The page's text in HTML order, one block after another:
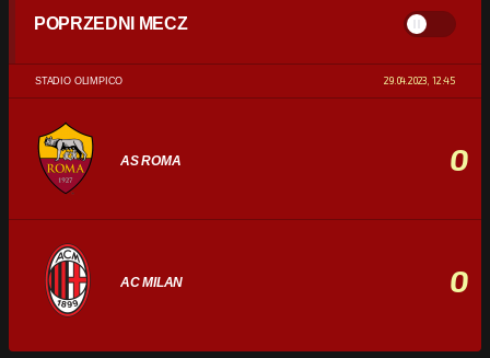
POPRZEDNI MECZ
STADIO OLIMPICO 29.04.2023, 12:45
AS ROMA 0
AC MILAN 0